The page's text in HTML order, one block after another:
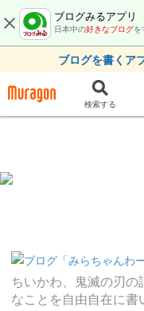
ブログみるアプリ
日本中の好きなブログを
ブログを書くア
検索する
ちいかわ、鬼滅の刃
なことを自由自在に